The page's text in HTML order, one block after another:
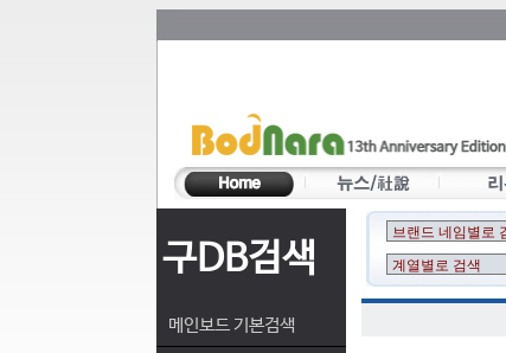
구DB검색
메인보드 기본검색